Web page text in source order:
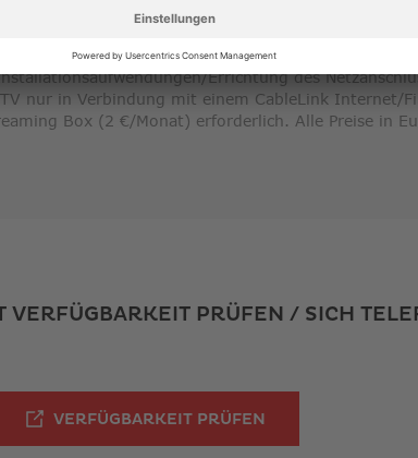
Voraussetzungen, Entgelte und
Vertrag ist im Gratiszeitraum jederzeit ohne
Monat. Vom Gratiszeitraum ausgenommen
Errichtung des
nur in Verbindung mit einem CableLink Internet/
Box (2 €/Monat) erforderlich. Alle Preise in
VERFÜGBARKEIT PRÜFEN / SICH
VERFÜGBARKEIT PRÜFEN LINK ÖFFNET IN